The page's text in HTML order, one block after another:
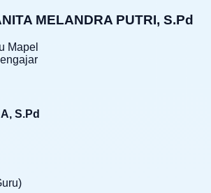
MELANDRA PUTRI, S.Pd
Mapel
S.Pd